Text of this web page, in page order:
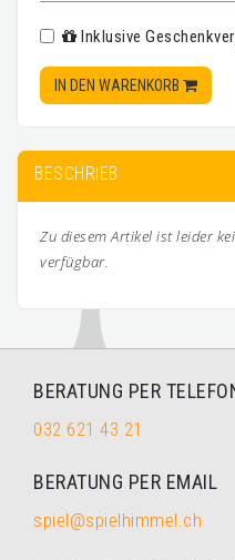
Inklusive
IN DEN WARENKORB
BESCHRIEB
Zu diesem Artikel ist leider
verfügbar.
BERATUNG PER
032 621 43 21
BERATUNG PER EMAIL
spiel@spielhimmel.ch